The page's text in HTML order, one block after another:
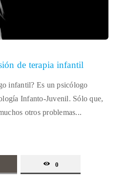
de terapia infantil
infantil? Es un psicólogo
Infanto-Juvenil. Sólo que,
otros problemas...
0